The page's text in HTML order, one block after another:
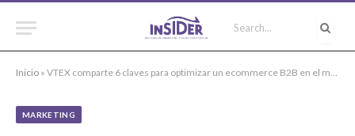
Inicio » VTEX comparte 6 claves para optimizar un ecommerce B2B en el mercado actual
MARKETING